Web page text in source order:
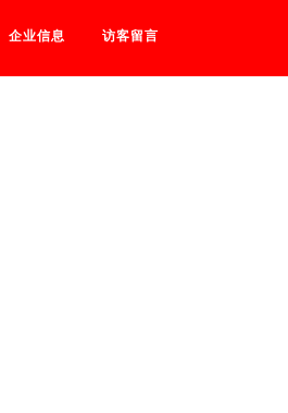
企业信息 访客留言